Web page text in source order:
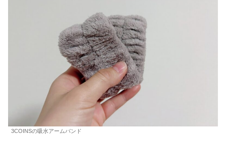
3COINSの吸水アームバンド